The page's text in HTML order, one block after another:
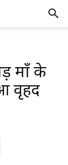
माँ के
वृहद